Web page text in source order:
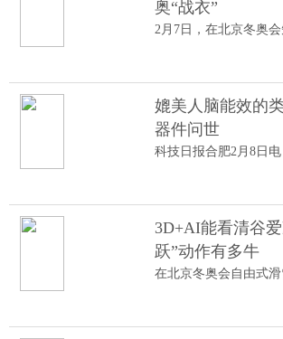
奥“战衣”
媲美人脑能效的
器件问世
3D+AI能看清谷
跃”动作有多牛